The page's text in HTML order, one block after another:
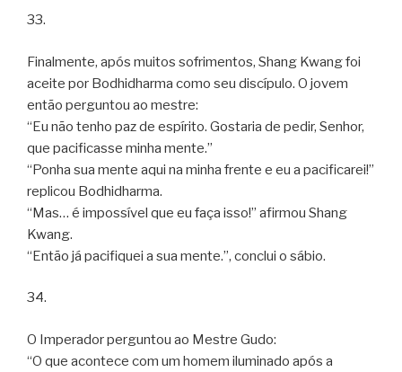
33.
Finalmente, após muitos sofrimentos, Shang Kwang foi
aceite por Bodhidharma como seu discípulo. O jovem
então perguntou ao mestre:
“Eu não tenho paz de espírito. Gostaria de pedir, Senhor,
que pacificasse minha mente.”
“Ponha sua mente aqui na minha frente e eu a pacificarei!”
replicou Bodhidharma.
“Mas… é impossível que eu faça isso!” afirmou Shang
Kwang.
“Então já pacifiquei a sua mente.”, conclui o sábio.
34.
O Imperador perguntou ao Mestre Gudo:
“O que acontece com um homem iluminado após a